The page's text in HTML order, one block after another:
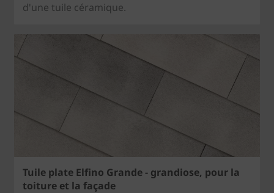
d'une tuile céramique.
Tuile plate Elfino Grande - grandiose, pour la
toiture et la façade